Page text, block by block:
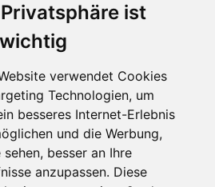
ist
verwendet Cookies
Technologien, um
besseres Internet-Erlebnis
und die Werbung,
sehen, besser an Ihre
anzupassen. Diese
Gewerbetreibende